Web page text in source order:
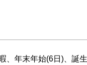
、年末年始(6日)、誕